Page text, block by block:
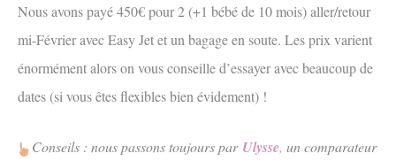
Nous avons payé 450€ pour 2 (+1 bébé de 10 mois) aller/retour
mi-Février avec Easy Jet et un bagage en soute. Les prix varient
énormément alors on vous conseille d’essayer avec beaucoup de
dates (si vous êtes flexibles bien évidement) !
Conseils : nous passons toujours par Ulysse, un comparateur